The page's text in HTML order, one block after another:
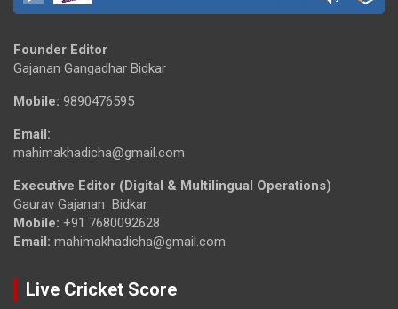
Founder Editor
Gajanan Gangadhar Bidkar
Mobile: 9890476595
Email:
mahimakhadicha@gmail.com
Executive Editor (Digital & Multilingual Operations)
Gaurav Gajanan Bidkar
Mobile: +91 7680092628
Email: mahimakhadicha@gmail.com
Live Cricket Score